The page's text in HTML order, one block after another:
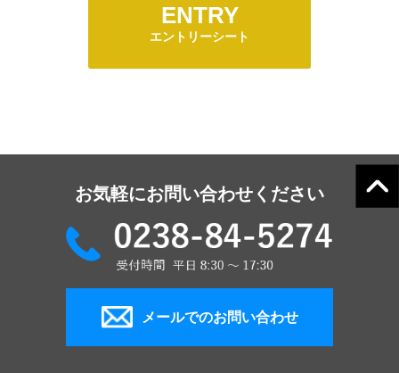
ENTRY
エントリーシート
お気軽にお問い合わせください
メールでのお問い合わせ